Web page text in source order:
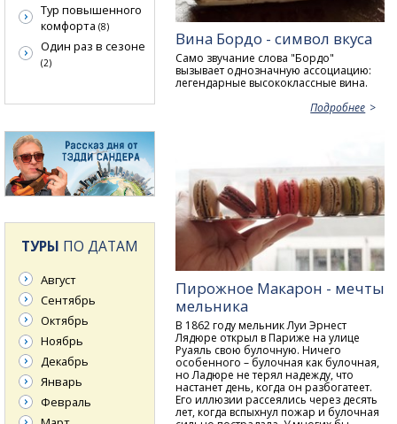
Вина Бордо - символ вкуса
Само звучание слова "Бордо"
вызывает однозначную ассоциацию:
легендарные высококлассные вина.
Подробнее
Пирожное Макарон - мечты
мельника
В 1862 году мельник Луи Эрнест
Лядюре открыл в Париже на улице
Руаяль свою булочную. Ничего
особенного – булочная как булочная,
но Ладюре не терял надежду, что
настанет день, когда он разбогатеет.
Его иллюзии рассеялись через десять
лет, когда вспыхнул пожар и булочная
Тур повышенного
комфорта (8)
Один раз в сезоне
(2)
ТУРЫ ПО ДАТАМ
Август
Сентябрь
Октябрь
Ноябрь
Декабрь
Январь
Февраль